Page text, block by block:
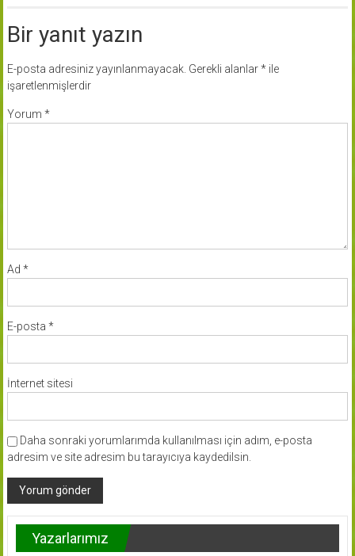
Bir yanıt yazın
E-posta adresiniz yayınlanmayacak. Gerekli alanlar*ile
işaretlenmişlerdir
Yorum *
Ad *
E-posta *
İnternet sitesi
Daha sonraki yorumlarımda kullanılması için adım, e-posta
adresim ve site adresim bu tarayıcıya kaydedilsin.
Yazarlarımız